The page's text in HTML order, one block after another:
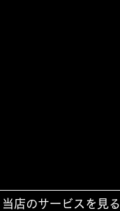
当店のサービスを見る